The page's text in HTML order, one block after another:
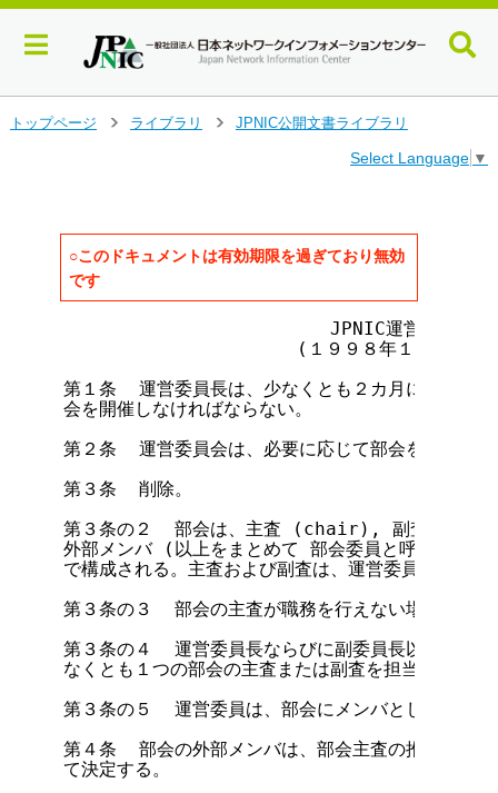
トップページ
ライブラリ
JPNIC公開文書ライブラリ
Select Language ▼
○このドキュメントは有効期限を過ぎており無効
です
JPNIC運営委員会内
(１９９８年１月２１日
第１条  運営委員長は、少なくとも２カ月に１回、
会を開催しなければならない。
第２条  運営委員会は、必要に応じて部会を設置する
第３条  削除。
第３条の２  部会は、主査 (chair), 副査
外部メンバ (以上をまとめて 部会委員と呼ぶ)、部
で構成される。主査および副査は、運営委員の中か
第３条の３  部会の主査が職務を行えない場合、副
第３条の４  運営委員長ならびに副委員長以外の運
なくとも１つの部会の主査または副査を担当しなけれ
第３条の５  運営委員は、部会にメンバとして参加
第４条  部会の外部メンバは、部会主査の推薦によ
て決定する。